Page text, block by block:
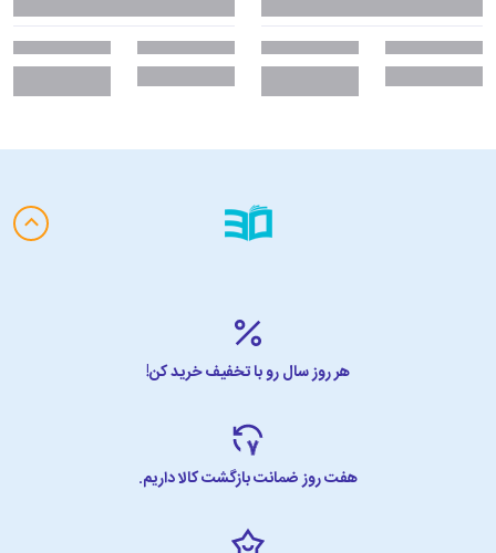
هر روز سال رو با تخفیف خرید کن!
هفت روز ضمانت بازگشت کالا داریم.